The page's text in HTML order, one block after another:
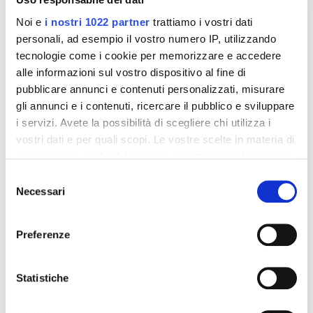
Noi e i nostri 1022 partner trattiamo i vostri dati
personali, ad esempio il vostro numero IP, utilizzando
tecnologie come i cookie per memorizzare e accedere
alle informazioni sul vostro dispositivo al fine di
pubblicare annunci e contenuti personalizzati, misurare
gli annunci e i contenuti, ricercare il pubblico e sviluppare
i servizi. Avete la possibilità di scegliere chi utilizza i
vostri dati e per quali scopi. Le vostre scelte in materia di
modificare o revocare il proprio consenso in qualsiasi
momento dalla Dichiarazione sui cookie o facendo clic
raccogliere informazioni sulla tua posizione
geografica, con un'approssimazione di qualche
delNecessari
Preferenze
Statistiche
Integratori per dimagrire
Amin 21 K al cacao - 21
bustine
Aggiungi al
Integratori per dimagrire
Amin 21 K neutro